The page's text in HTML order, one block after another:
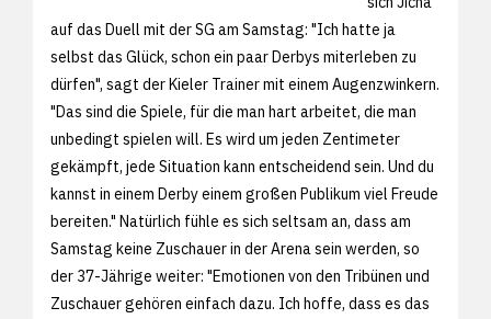
auf das Duell mit der SG am Samstag: "Ich hatte ja
selbst das Glück, schon ein paar Derbys miterleben zu
dürfen", sagt der Kieler Trainer mit einem Augenzwinkern.
"Das sind die Spiele, für die man hart arbeitet, die man
unbedingt spielen will. Es wird um jeden Zentimeter
gekämpft, jede Situation kann entscheidend sein. Und du
kannst in einem Derby einem großen Publikum viel Freude
bereiten." Natürlich fühle es sich seltsam an, dass am
Samstag keine Zuschauer in der Arena sein werden, so
der 37-Jährige weiter: "Emotionen von den Tribünen und
Zuschauer gehören einfach dazu. Ich hoffe, dass es das